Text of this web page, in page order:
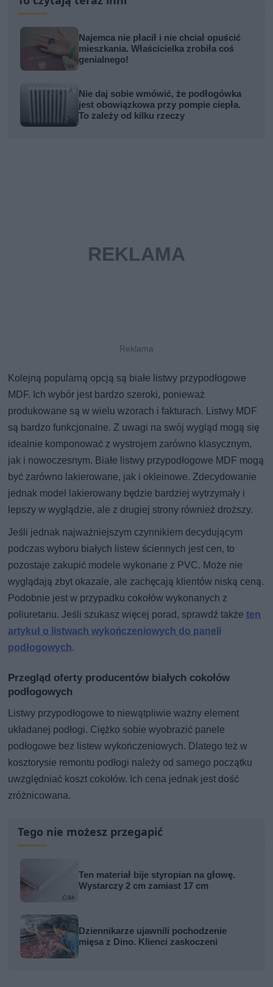
Najemca nie płacił i nie chciał opuścić
mieszkania. Właścicielka zrobiła coś
genialnego!
Nie daj sobie wmówić, że podłogówka
jest obowiązkowa przy pompie ciepła.
To zależy od kilku rzeczy
Kolejną popularną opcją są białe listwy przypodłogowe
MDF. Ich wybór jest bardzo szeroki, ponieważ
produkowane są w wielu wzorach i fakturach. Listwy MDF
są bardzo funkcjonalne. Z uwagi na swój wygląd mogą się
idealnie komponować z wystrojem zarówno klasycznym,
jak i nowoczesnym. Białe listwy przypodłogowe MDF mogą
być zarówno lakierowane, jak i okleinowe. Zdecydowanie
jednak model lakierowany będzie bardziej wytrzymały i
lepszy w wyglądzie, ale z drugiej strony również droższy.
Jeśli jednak najważniejszym czynnikiem decydującym
podczas wyboru białych listew ściennych jest cen, to
pozostaje zakupić modele wykonane z PVC. Może nie
wyglądają zbyt okazale, ale zachęcają klientów niską ceną.
Podobnie jest w przypadku cokołów wykonanych z
poliuretanu. Jeśli szukasz więcej porad, sprawdź takżeten
artykuł o listwach wykończeniowych do paneli
podłogowych.
Przegląd oferty producentów białych cokołów
podłogowych
Listwy przypodłogowe to niewątpliwie ważny element
układanej podłogi. Ciężko sobie wyobrazić panele
podłogowe bez listew wykończeniowych. Dlatego też w
kosztorysie remontu podłogi należy od samego początku
uwzględniać koszt cokołów. Ich cena jednak jest dość
zróżnicowana.
Tego nie możesz przegapić
Ten materiał bije styropian na głowę.
Wystarczy 2 cm zamiast 17 cm
Dziennikarze ujawnili pochodzenie
mięsa z Dino. Klienci zaskoczeni